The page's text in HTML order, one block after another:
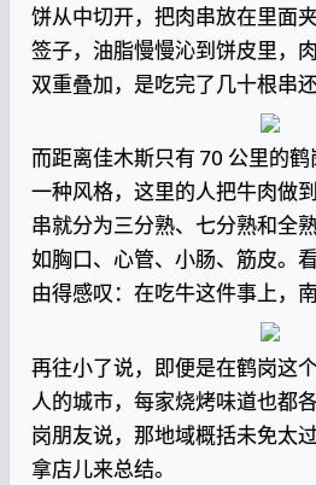
饼从中切开，把肉串放在里面
签子，油脂慢慢沁到饼皮里，
双重叠加，是吃完了几十根串
而距离佳木斯只有 70 公里的
一种风格，这里的人把牛肉做
串就分为三分熟、七分熟和全
如胸口、心管、小肠、筋皮。
由得感叹：在吃牛这件事上，
再往小了说，即便是在鹤岗这
人的城市，每家烧烤味道也都
岗朋友说，那地域概括未免太
拿店儿来总结。